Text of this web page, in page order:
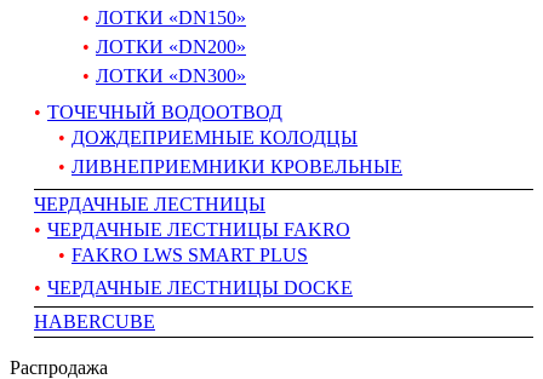
ЛОТКИ «DN150»
ЛОТКИ «DN200»
ЛОТКИ «DN300»
ТОЧЕЧНЫЙ ВОДООТВОД
ДОЖДЕПРИЕМНЫЕ КОЛОДЦЫ
ЛИВНЕПРИЕМНИКИ КРОВЕЛЬНЫЕ
ЧЕРДАЧНЫЕ ЛЕСТНИЦЫ
ЧЕРДАЧНЫЕ ЛЕСТНИЦЫ FAKRO
FAKRO LWS SMART PLUS
ЧЕРДАЧНЫЕ ЛЕСТНИЦЫ DOCKE
HABERCUBE
Распродажа